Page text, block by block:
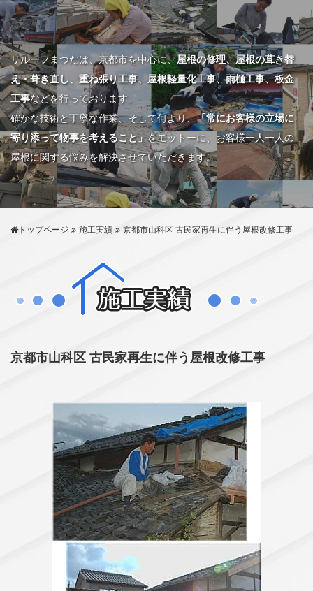
リルーフまつだは、京都市を中心に、屋根の修理、屋根の葺き替
え・葺き直し、重ね張り工事、屋根軽量化工事、雨樋工事、板金
工事などを行っております。
確かな技術と丁寧な作業、そして何より、「常にお客様の立場に
寄り添って物事を考えること」をモットーに、お客様一人一人の
屋根に関する悩みを解決させていただきます。
トップページ 施工実績 京都市山科区 古民家再生に伴う屋根改修工事
京都市山科区 古民家再生に伴う屋根改修工事